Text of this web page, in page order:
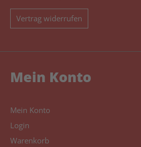
Vertrag widerrufen
Mein Konto
Mein Konto
Login
Warenkorb